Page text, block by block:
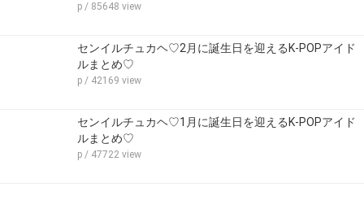
p / 85648 view
センイルチュカヘ♡2月に誕生日を迎えるK-POPアイド
ルまとめ♡
p / 42169 view
センイルチュカヘ♡1月に誕生日を迎えるK-POPアイド
ルまとめ♡
p / 47722 view